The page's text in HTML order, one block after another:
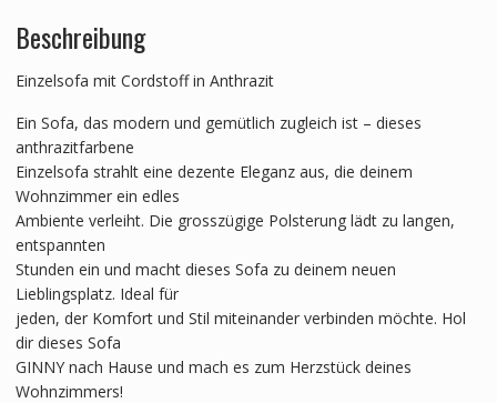
Beschreibung
Einzelsofa mit Cordstoff in Anthrazit
Ein Sofa, das modern und gemütlich zugleich ist – dieses
anthrazitfarbene
Einzelsofa strahlt eine dezente Eleganz aus, die deinem
Wohnzimmer ein edles
Ambiente verleiht. Die grosszügige Polsterung lädt zu langen,
entspannten
Stunden ein und macht dieses Sofa zu deinem neuen
Lieblingsplatz. Ideal für
jeden, der Komfort und Stil miteinander verbinden möchte. Hol
dir dieses Sofa
GINNY nach Hause und mach es zum Herzstück deines
Wohnzimmers!